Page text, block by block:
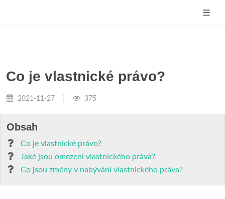
Co je vlastnické právo?
2021-11-27 375
Obsah
Co je vlastnické právo?
Jaké jsou omezení vlastnického práva?
Co jsou změny v nabývání vlastnického práva?